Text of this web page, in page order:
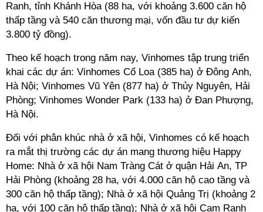
Ranh, tỉnh Khánh Hòa (88 ha, với khoảng 3.600 căn hộ
thấp tầng và 540 căn thương mại, vốn đầu tư dự kiến
3.800 tỷ đồng).
Theo kế hoạch trong năm nay, Vinhomes tập trung triển
khai các dự án: Vinhomes Cổ Loa (385 ha) ở Đông Anh,
Hà Nội; Vinhomes Vũ Yên (877 ha) ở Thủy Nguyên, Hải
Phòng; Vinhomes Wonder Park (133 ha) ở Đan Phượng,
Hà Nội.
Đối với phân khúc nhà ở xã hội, Vinhomes có kế hoạch
ra mắt thị trường các dự án mang thương hiệu Happy
Home: Nhà ở xã hội Nam Tràng Cát ở quận Hải An, TP
Hải Phòng (khoảng 28 ha, với 4.000 căn hộ cao tầng và
300 căn hộ thấp tầng); Nhà ở xã hội Quảng Trị (khoảng 2
ha, với 100 căn hộ thấp tầng); Nhà ở xã hội Cam Ranh